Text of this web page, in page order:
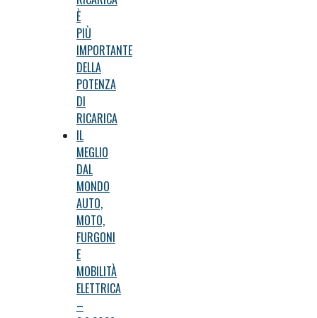
È
PIÙ
IMPORTANTE
DELLA
POTENZA
DI
RICARICA
IL
MEGLIO
DAL
MONDO
AUTO,
MOTO,
FURGONI
E
MOBILITÀ
ELETTRICA
–